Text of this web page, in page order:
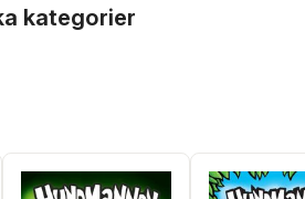
kategorier